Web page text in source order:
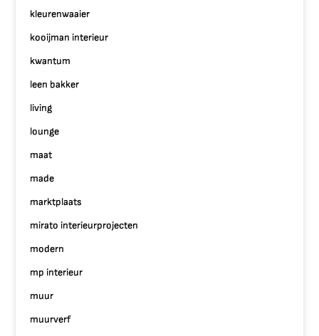
kleurenwaaier
kooijman interieur
kwantum
leen bakker
living
lounge
maat
made
marktplaats
mirato interieurprojecten
modern
mp interieur
muur
muurverf